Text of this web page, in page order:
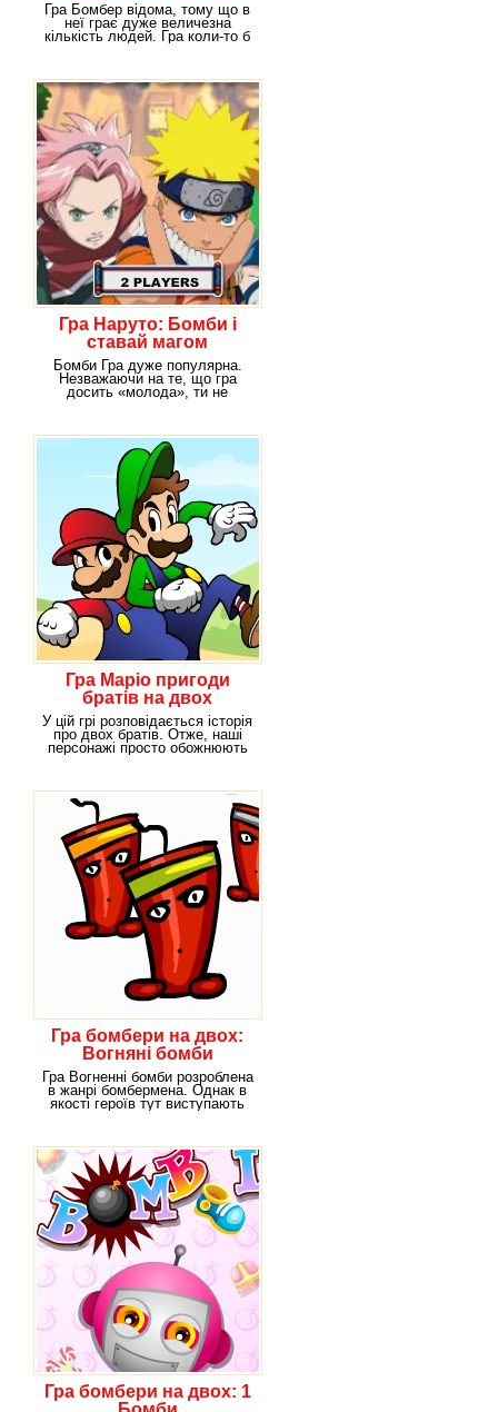
Гра Бомбер відома, тому що в
неї грає дуже величезна
кількість людей. Гра коли-то б
Гра Наруто: Бомби і
ставай магом
Бомби Гра дуже популярна.
Незважаючи на те, що гра
досить «молода», ти не
Гра Маріо пригоди
братів на двох
У цій грі розповідається історія
про двох братів. Отже, наші
персонажі просто обожнюють
Гра бомбери на двох:
Вогняні бомби
Гра Вогненні бомби розроблена
в жанрі бомбермена. Однак в
якості героїв тут виступають
Гра бомбери на двох: 1